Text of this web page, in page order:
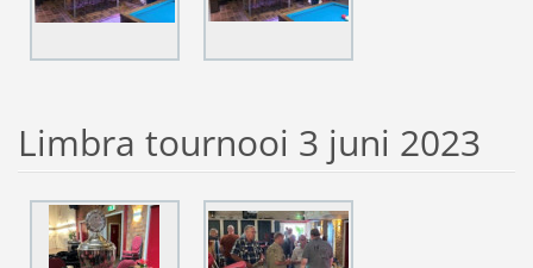
Limbra tournooi 3 juni 2023